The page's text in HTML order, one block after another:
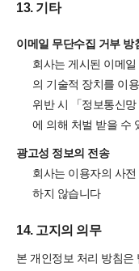
13. 기타
이메일 무단수집 거부 방
회사는 게시된 이메
의 기술적 장치를 이
위반 시 「정보통신
에 의해 처벌 받을 수
광고성 정보의 전송
회사는 이용자의 사
하지 않습니다
14. 고지의 의무
본 개인정보 처리 방침은